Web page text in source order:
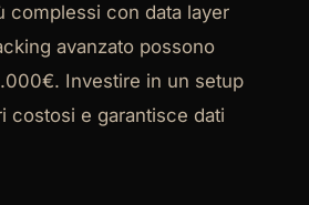
complessi con data layer
avanzato possono
Investire in un setup
costosi e garantisce dati